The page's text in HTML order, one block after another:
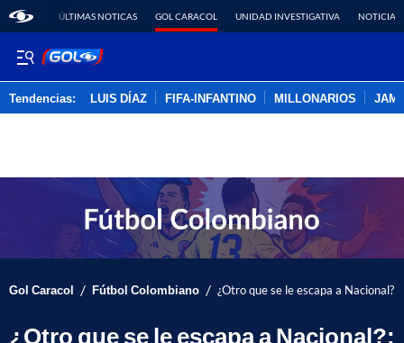
ÚLTIMAS NOTICAS GOL CARACOL UNIDAD INVESTIGATIVA NOTICIAS
Tendencias: LUIS DÍAZ FIFA-INFANTINO MILLONARIOS
Gol Caracol / Fútbol Colombiano / ¿Otro que se le escapa a
¿Otro que se le escapa a Nacional?: